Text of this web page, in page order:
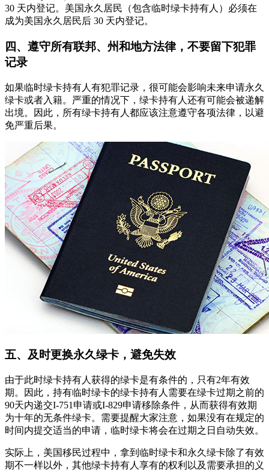
30 天内登记。美国永久居民（包含临时绿卡持有人）必须在
成为美国永久居民后 30 天内登记。
四、遵守所有联邦、州和地方法律，不要留下犯罪
记录
如果临时绿卡持有人有犯罪记录，很可能会影响未来申请永久
绿卡或者入籍。严重的情况下，绿卡持有人还有可能会被递解
出境。因此，所有绿卡持有人都应该注意遵守各项法律，以避
免严重后果。
五、及时更换永久绿卡，避免失效
由于此时绿卡持有人获得的绿卡是有条件的，只有2年有效
期。因此，持有临时绿卡的绿卡持有人需要在绿卡过期之前的
90天内递交I-751申请或I-829申请移除条件，从而获得有效期
为十年的无条件绿卡。需要提醒大家注意，如果没有在规定的
时间内提交适当的申请，临时绿卡将会在过期之日自动失效。
实际上，美国移民过程中，拿到临时绿卡和永久绿卡除了有效
期不一样以外，其他绿卡持有人享有的权利以及需要承担的义